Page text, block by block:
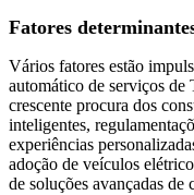
Fatores
Vários fatores estão
automático de serviços
crescente procura dos
inteligentes,
experiências
adoção de veículos
de soluções avançadas